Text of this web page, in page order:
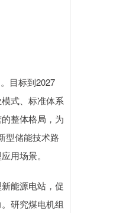
目标到2027
式、标准体系
整体格局，为
型储能技术路
用场景。
能源电站，促
研究煤电机组